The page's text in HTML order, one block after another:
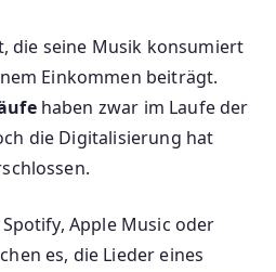
die seine Musik konsumiert
Einkommen beiträgt.
haben zwar im Laufe der
die Digitalisierung hat
Apple Music oder
es, die Lieder eines